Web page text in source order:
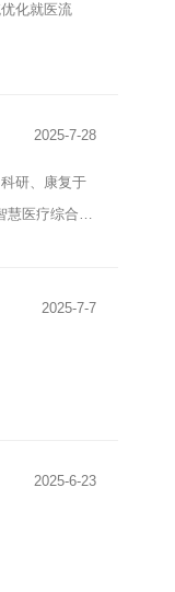
化就医流
2025-7-28
研、康复于
慧医疗综合解
2025-7-7
2025-6-23